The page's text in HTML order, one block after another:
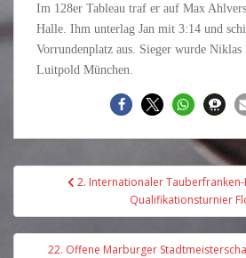
Im 128er Tableau traf er auf Max
Halle. Ihm unterlag Jan mit 3:14 und
Vorrundenplatz aus. Sieger wurde
Luitpold München.
Beitragsnavigation
2. Internationaler Tauberfranken-
Qualifikationsturnier
22. Offene Marburger